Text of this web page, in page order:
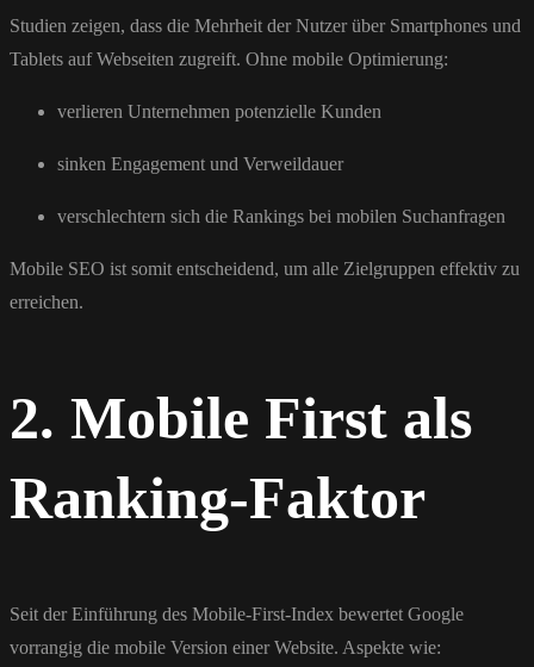
Studien zeigen, dass die Mehrheit der Nutzer über Smartphones und
Tablets auf Webseiten zugreift. Ohne mobile Optimierung:
verlieren Unternehmen potenzielle Kunden
sinken Engagement und Verweildauer
verschlechtern sich die Rankings bei mobilen Suchanfragen
Mobile SEO ist somit entscheidend, um alle Zielgruppen effektiv zu
erreichen.
2. Mobile First als
Ranking-Faktor
Seit der Einführung des Mobile-First-Index bewertet Google
vorrangig die mobile Version einer Website. Aspekte wie: